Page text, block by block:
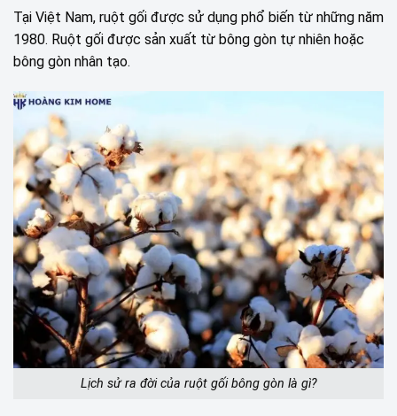
Tại Việt Nam, ruột gối được sử dụng phổ biến từ những năm
1980. Ruột gối được sản xuất từ bông gòn tự nhiên hoặc
bông gòn nhân tạo.
Lịch sử ra đời của ruột gối bông gòn là gì?